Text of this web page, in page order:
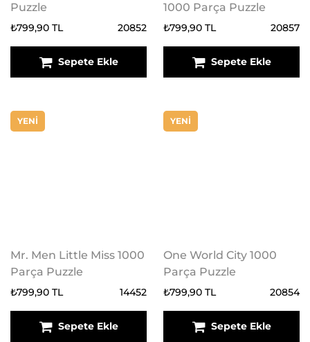
Puzzle
₺799,90 TL 20852
Sepete Ekle
1000 Parça Puzzle
₺799,90 TL 20857
Sepete Ekle
YENİ
Mr. Men Little Miss 1000
Parça Puzzle
₺799,90 TL 14452
Sepete Ekle
YENİ
One World City 1000
Parça Puzzle
₺799,90 TL 20854
Sepete Ekle